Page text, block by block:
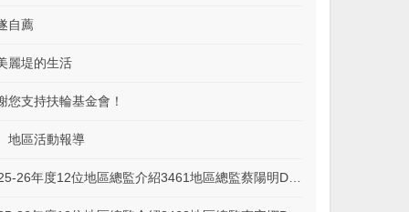
自薦
麗堤的生活
您支持扶輪基金會！
地區活動報導